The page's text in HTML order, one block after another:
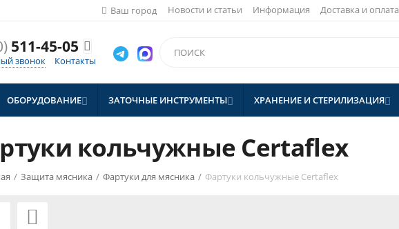
Новости и статьи Информация Доставка и оплата
Ваш город
511-45-05 
звонок Контакты
ОБОРУДОВАНИЕ ЗАТОЧНЫЕ ИНСТРУМЕНТЫ ХРАНЕНИЕ И СТЕРИЛИЗАЦИЯ
кольчужные Certaflex
/ Защита мясника / Фартуки для мясника / Фартуки кольчужные Certaflex
